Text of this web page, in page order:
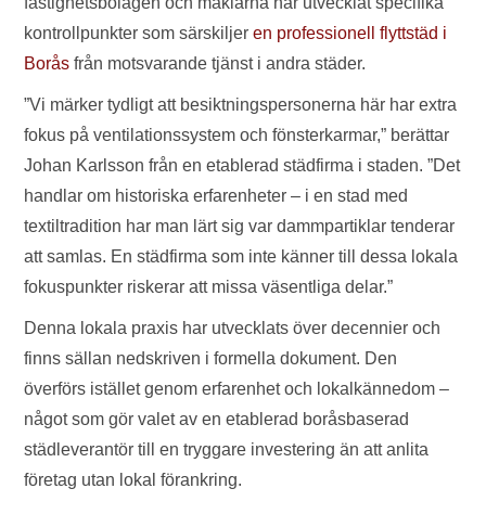
kontrollpunkter som särskiljeren professionell flyttstäd i
Borås från motsvarande tjänst i andra städer.
”Vi märker tydligt att besiktningspersonerna här har extra
fokus på ventilationssystem och fönsterkarmar,” berättar
Johan Karlsson från en etablerad städfirma i staden. ”Det
handlar om historiska erfarenheter – i en stad med
textiltradition har man lärt sig var dammpartiklar tenderar
att samlas. En städfirma som inte känner till dessa lokala
fokuspunkter riskerar att missa väsentliga delar.”
Denna lokala praxis har utvecklats över decennier och
finns sällan nedskriven i formella dokument. Den
överförs istället genom erfarenhet och lokalkännedom –
något som gör valet av en etablerad boråsbaserad
städleverantör till en tryggare investering än att anlita
företag utan lokal förankring.